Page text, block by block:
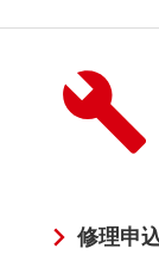
修理申